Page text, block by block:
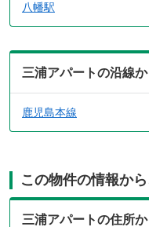
八幡駅
三浦アパートの沿線
鹿児島本線
この物件の情報か
三浦アパートの住所